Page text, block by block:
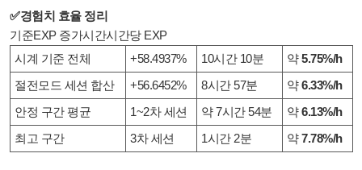
✅경험치 효율 정리
기준EXP 증가시간시간당 EXP
시계 기준 전체
+58.4937% 10시간 10분 약5.75%/h
절전모드 세션 합산
+56.6452% 8시간 57분 약6.33%/h
안정 구간 평균
1~2차 세션 약 7시간 54분 약6.13%/h
최고 구간
3차 세션 1시간 2분 약7.78%/h